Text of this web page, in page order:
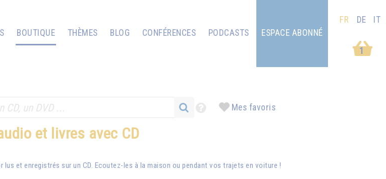
BOUTIQUE THÈMES BLOG CONFÉRENCES
PODCASTS
1
ESPACE ABONNÉ
FR DE IT
Mes favoris
et livres avec CD
et enregistrés sur un CD. Ecoutez-les à la maison ou pendant vos trajets en voiture !